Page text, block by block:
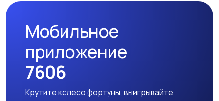
Мобильное
приложение
7606
Крутите колесо фортуны, выигрывайте